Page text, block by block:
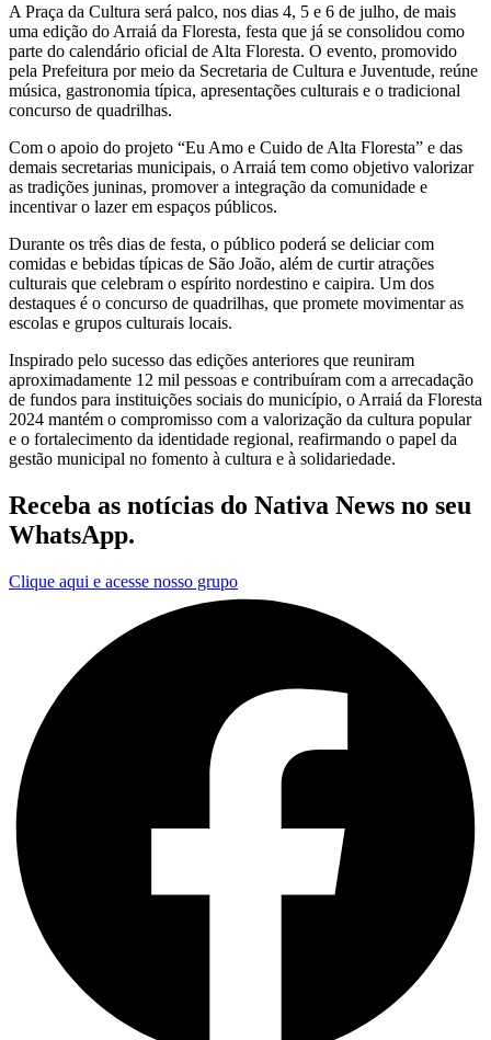
A Praça da Cultura será palco, nos dias 4, 5 e 6 de julho, de mais
uma edição do Arraiá da Floresta, festa que já se consolidou como
parte do calendário oficial de Alta Floresta. O evento, promovido
pela Prefeitura por meio da Secretaria de Cultura e Juventude, reúne
música, gastronomia típica, apresentações culturais e o tradicional
concurso de quadrilhas.
Com o apoio do projeto “Eu Amo e Cuido de Alta Floresta” e das
demais secretarias municipais, o Arraiá tem como objetivo valorizar
as tradições juninas, promover a integração da comunidade e
incentivar o lazer em espaços públicos.
Durante os três dias de festa, o público poderá se deliciar com
comidas e bebidas típicas de São João, além de curtir atrações
culturais que celebram o espírito nordestino e caipira. Um dos
destaques é o concurso de quadrilhas, que promete movimentar as
escolas e grupos culturais locais.
Inspirado pelo sucesso das edições anteriores que reuniram
aproximadamente 12 mil pessoas e contribuíram com a arrecadação
de fundos para instituições sociais do município, o Arraiá da Floresta
2024 mantém o compromisso com a valorização da cultura popular
e o fortalecimento da identidade regional, reafirmando o papel da
gestão municipal no fomento à cultura e à solidariedade.
Receba as notícias do Nativa News no seu
WhatsApp.
Clique aqui e acesse nosso grupo